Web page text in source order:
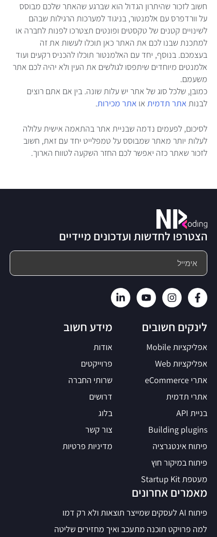
חשוב לזכור שהיתרון הגדול הוא שברגע שהאתר שלכם מבוסס
על וורדפרס עם אלמנטור, בניגוד למערכות הרגילות שבהם
לשינויים קטנים של טקסטים ופונטים תצטרכו לפנות לחברה או
למתכנת שבנו לכם את האתר כאן תוכלו לעשות את זה
בעצמכם. בנוסף, יחד עם האלמנטור תוכלו להכניס רקעים ועוד
אלמנטים מיוחדים שיתפסו לגולשים את העין ולא יהיה לכם אתר
משעמם.
כמובן, שלכל סוג של אתר יש עלות שונה. בין אם אתם רוצים
לבנותאתר תדמית או אתר מכירות.
לסיכום, לפעמים נדמה שבניית אתר בהתאמה אישית עלולה
לעלות יותר מאתר שמבוסס על טמפלייט יחד עם זאת, חשוב
לזכור שאתר כזה יאפשר לכם החזר השקעה לטווח הארוך.
הצטרפו לחדשות ועדכונים מיידיים
מידע חשוב
אודות
פרוייקטים
שרותי החברה
דרושים
בלוג
צור קשר
מדיניות פרטיות
מאמרים אחרונים
פיתוח AI לעסקים שמייצר תוצאות ולא רק דמו
למה פרויקט תוכנה מתעכב ואיך מחזירים שליטה
לינקים חשובים
אפליקציות Mobile
אפליקציות Web
אתרי eCommerce
אתרי תדמית
בניית API
Building plugins
פיתוח אינטגרציה
פיתוח במיקור חוץ
מעטפת Startup Kit